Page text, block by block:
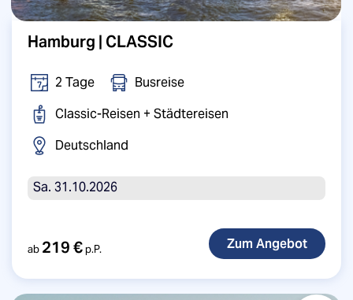
Hamburg | CLASSIC
2 Tage
Busreise
Classic-Reisen + Städtereisen
Deutschland
Sa. 31.10.2026
ab 219 €p.P.